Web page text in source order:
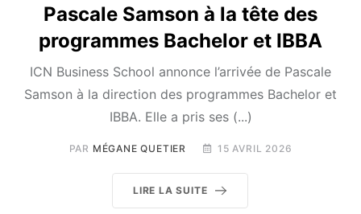
Pascale Samson à la tête des
programmes Bachelor et IBBA
ICN Business School annonce l’arrivée de Pascale
Samson à la direction des programmes Bachelor et
IBBA. Elle a pris ses (...)
PAR MÉGANE QUETIER 15 AVRIL 2026
LIRE LA SUITE